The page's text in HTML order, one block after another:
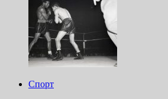
Спорт